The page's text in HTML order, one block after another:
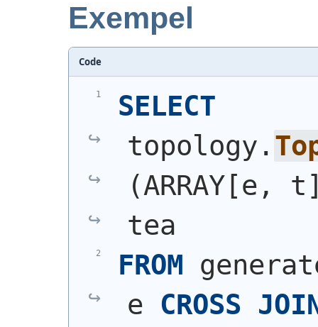
Exempel
Code
SELECT
topology.
(ARRAY[e,
tea
FROM
e CROSS